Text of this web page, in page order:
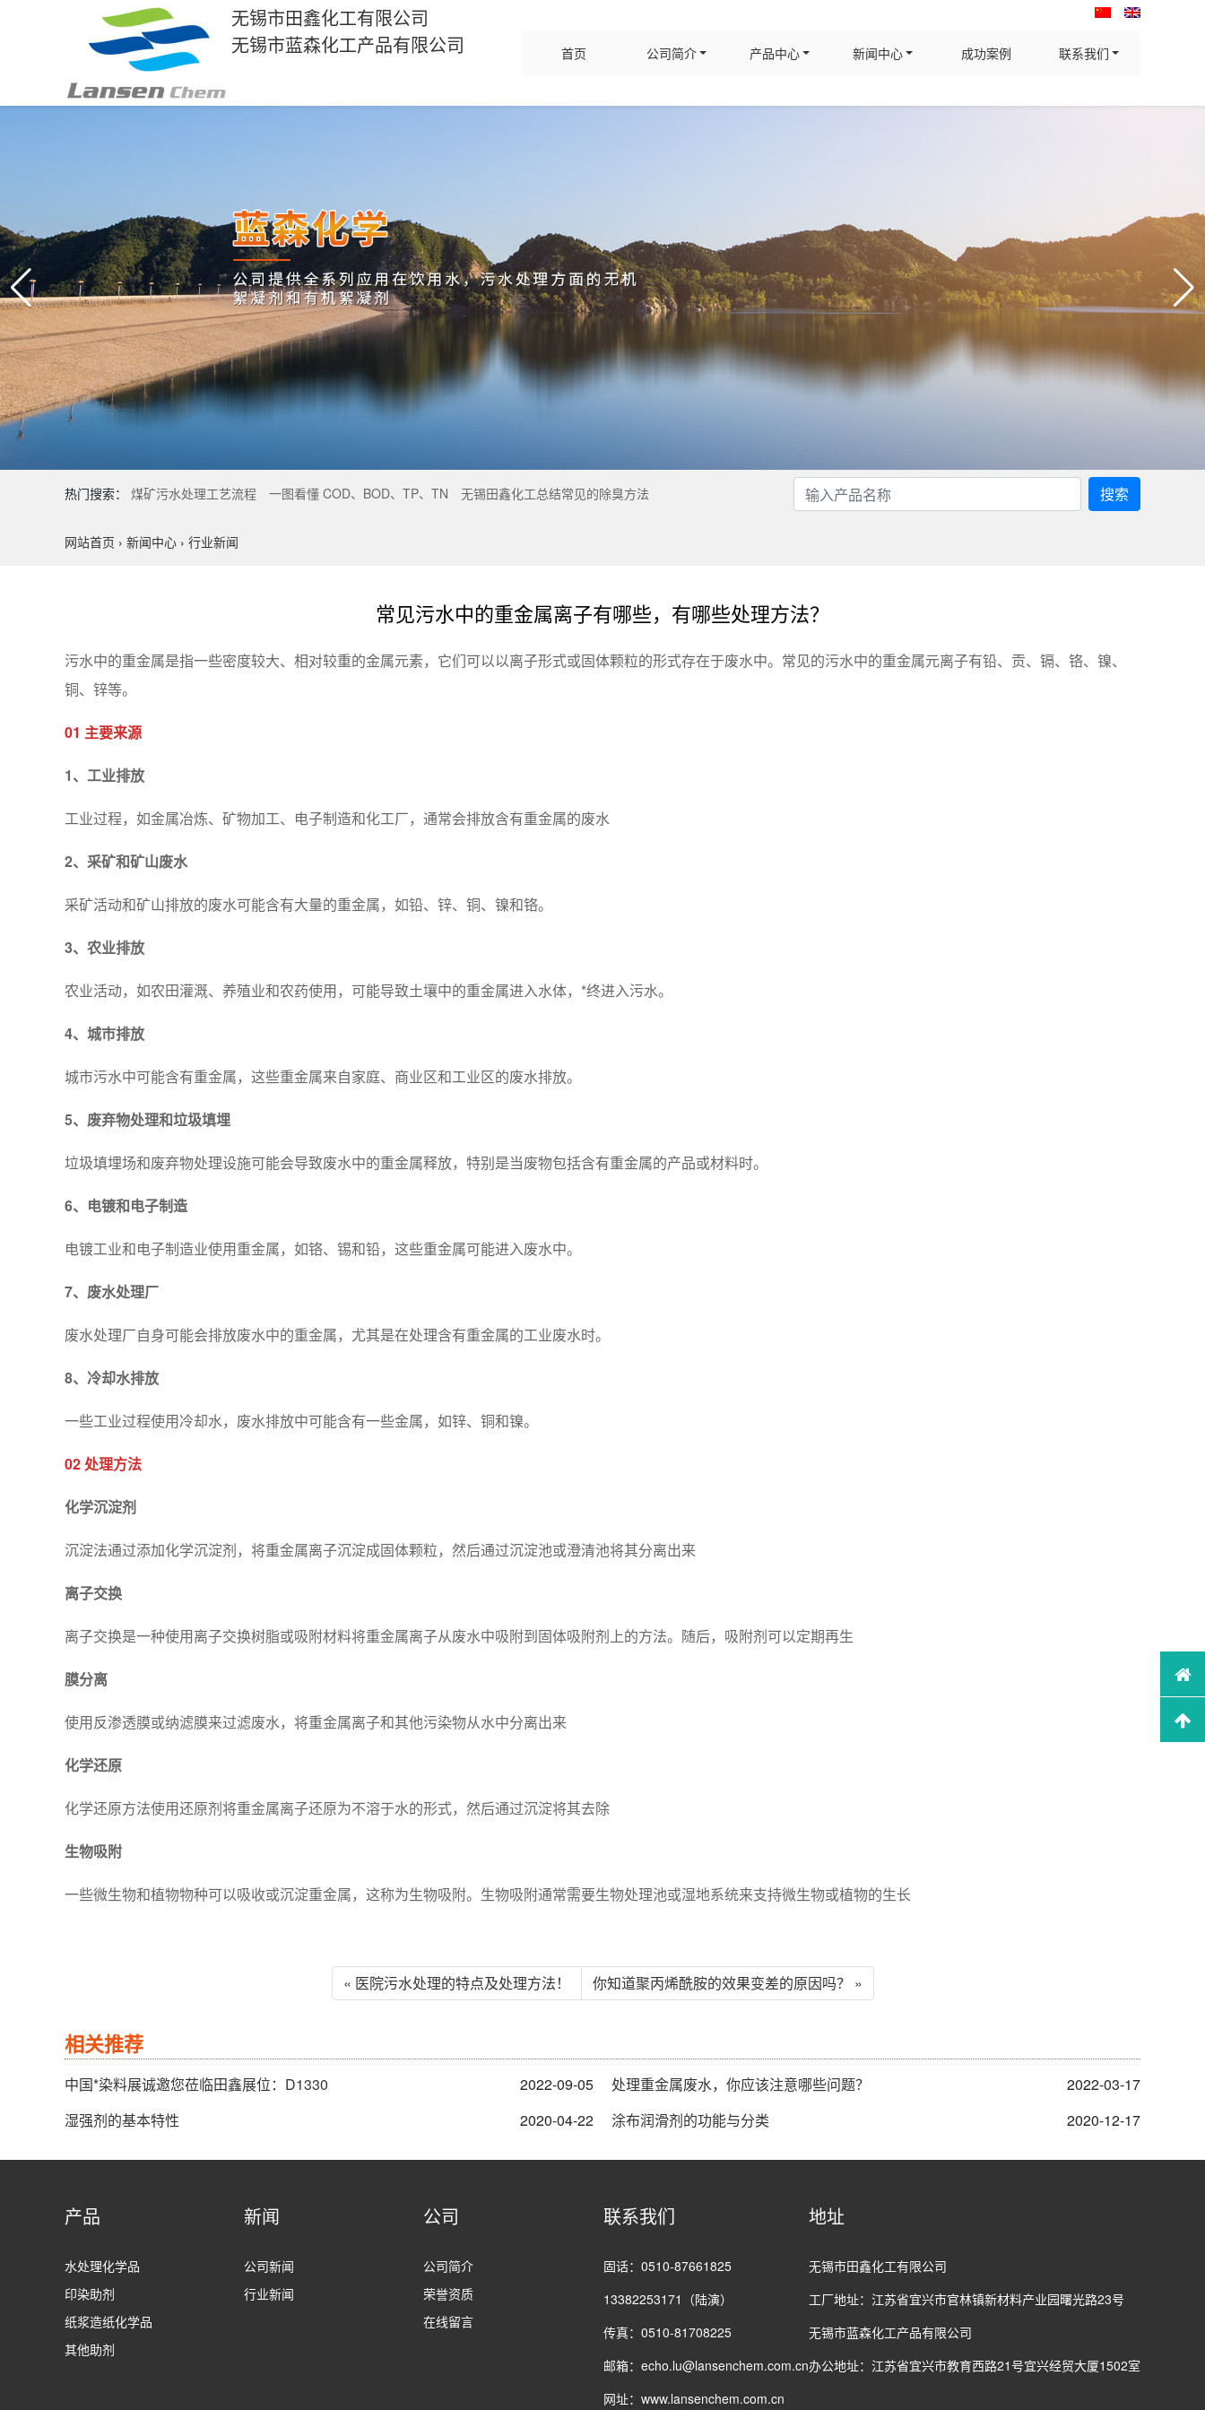
无锡市田鑫化工有限公司
无锡市蓝森化工产品有限公司
首页 公司简介 产品中心 新闻中心 成功案例 联系我们
热门搜索： 煤矿污水处理工艺流程 一图看懂 COD、BOD、TP、TN 无锡田鑫化工总结常见的除臭方法 搜索
网站首页 › 新闻中心 › 行业新闻
常见污水中的重金属离子有哪些，有哪些处理方法？
污水中的重金属是指一些密度较大、相对较重的金属元素，它们可以以离子形式或固体颗粒的形式存在于废水中。常见的污水中的重金属元离子有铅、贡、镉、铬、镍、
铜、锌等。
01 主要来源
1、 工业排放
工业过程，如金属冶炼、矿物加工、电子制造和化工厂，通常会排放含有重金属的废水
2、采矿和矿山废水
采矿活动和矿山排放的废水可能含有大量的重金属，如铅、锌、铜、镍和铬。
3、农业排放
农业活动，如农田灌溉、养殖业和农药使用，可能导致土壤中的重金属进入水体，*终进入污水。
4、城市排放
城市污水中可能含有重金属，这些重金属来自家庭、商业区和工业区的废水排放。
5、废弃物处理和垃圾填埋
垃圾填埋场和废弃物处理设施可能会导致废水中的重金属释放，特别是当废物包括含有重金属的产品或材料时。
6、电镀和电子制造
电镀工业和电子制造业使用重金属，如铬、锡和铅，这些重金属可能进入废水中。
7、废水处理厂
废水处理厂自身可能会排放废水中的重金属，尤其是在处理含有重金属的工业废水时。
8、冷却水排放
一些工业过程使用冷却水，废水排放中可能含有一些金属，如锌、铜和镍。
02 处理方法
化学沉淀剂
沉淀法通过添加化学沉淀剂，将重金属离子沉淀成固体颗粒，然后通过沉淀池或澄清池将其分离出来
离子交换
离子交换是一种使用离子交换树脂或吸附材料将重金属离子从废水中吸附到固体吸附剂上的方法。随后，吸附剂可以定期再生
膜分离
使用反渗透膜或纳滤膜来过滤废水，将重金属离子和其他污染物从水中分离出来
化学还原
化学还原方法使用还原剂将重金属离子还原为不溶于水的形式，然后通过沉淀将其去除
生物吸附
一些微生物和植物物种可以吸收或沉淀重金属，这称为生物吸附。生物吸附通常需要生物处理池或湿地系统来支持微生物或植物的生长
« 医院污水处理的特点及处理方法！ 你知道聚丙烯酰胺的效果变差的原因吗？ »
相关推荐
中国*染料展诚邀您莅临田鑫展位：D1330 2022-09-05 处理重金属废水，你应该注意哪些问题？
2022-03-17
湿强剂的基本特性
2020-04-22 涂布润滑剂的功能与分类 2020-12-17
产品
水处理化学品
印染助剂
纸浆造纸化学品
其他助剂
新闻
公司新闻
行业新闻
公司
公司简介
荣誉资质
在线留言
联系我们
固话：0510-87661825
13382253171（陆演）
传真：0510-81708225
邮箱：echo.lu@lansenchem.com.cn
网址：www.lansenchem.com.cn
地址
无锡市田鑫化工有限公司
工厂地址：江苏省宜兴市官林镇新材料产业园曙光路23号
无锡市蓝森化工产品有限公司
办公地址：江苏省宜兴市教育西路21号宜兴经贸大厦1502室